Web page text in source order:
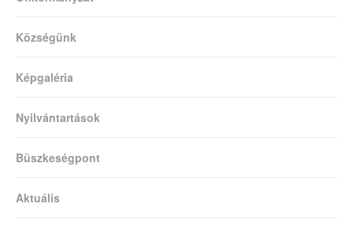
Községünk
Képgaléria
Nyilvántartások
Büszkeségpont
Aktuális